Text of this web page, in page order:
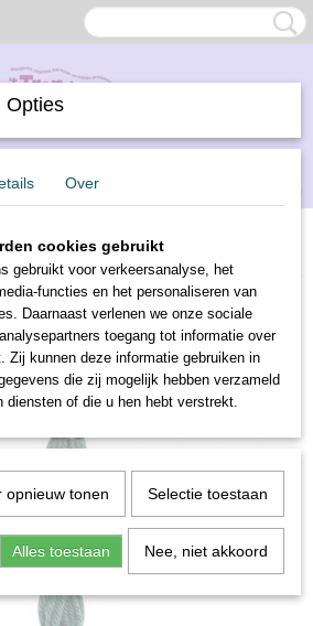
(0)
>DMC borduurwol 7702
Opties
Over
cookies gebruikt
gebruikt voor verkeersanalyse, het
functies en het personaliseren van
Daarnaast verlenen we onze sociale
toegang tot informatie over
Zij kunnen deze informatie gebruiken in
die zij mogelijk hebben verzameld
diensten of die u hen hebt verstrekt.
opnieuw tonen Selectie toestaan
Alles toestaan Nee, niet akkoord